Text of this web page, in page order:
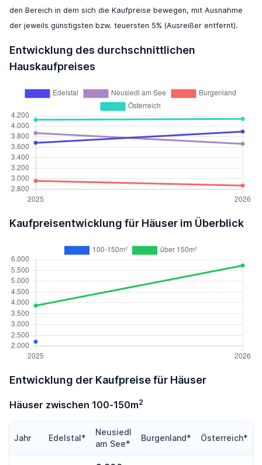
den Bereich in dem sich die Kaufpreise bewegen, mit Ausnahme
der jeweils günstigsten bzw. teuersten 5% (Ausreißer entfernt).
Entwicklung des durchschnittlichen
Hauskaufpreises
Kaufpreisentwicklung für Häuser im Überblick
Entwicklung der Kaufpreise für Häuser
Häuser zwischen 100-150m2
Jahr Edelstal*
Neusiedl
am See*
Burgenland* Österreich*